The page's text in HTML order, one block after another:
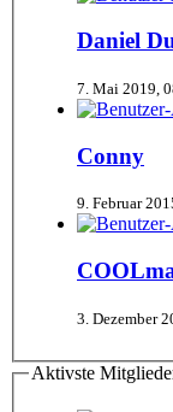
Daniel
7. Mai 2019,
Conny
9. Februar
3. Dezember
Aktivste